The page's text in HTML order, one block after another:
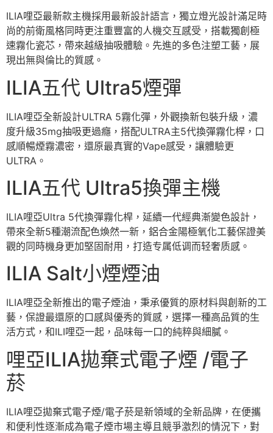
ILIA哩亞最新款主機採用最新設計語言，獨立燈光設計滿足時
尚的前衛風格同時更注重豐富的人機交互感受，搭載獨創極
速霧化瓷芯，帶來越級抽吸體驗。先進的多色注塑工藝，展
現出無與倫比的質感。
ILIA五代 Ultra5煙彈
ILIA哩亞全新設計ULTRA 5霧化彈，外觀換新包裝升級，濃
度升級35mg抽吸更過癮，搭配ULTRA主5代換彈霧化桿，口
感順暢煙霧濃密，還原最真實的Vape感受，讓體驗更
ULTRA。
ILIA五代 Ultra5換彈主機
ILIA哩亞Ultra 5代換彈霧化桿，延續一代經典漸變色設計，
帶來全新5種潮流配色煥然一新，鋁合金陽極氧化工藝保證美
觀的同時機身更加堅固耐用，打造专属低调而轻奢质感。
ILIA Salt小煙煙油
ILIA哩亞全新推出的電子煙油，秉承優質的原材料與創新的工
藝，保證最還原的口感與優秀的質感，選擇一種高品質的生
活方式，和ILI哩亞一起，品味每一口的純粹與細膩。
哩亞ILIA拋棄式電子煙 /電子
菸
ILIA哩亞拋棄式電子煙/電子菸是新領域的全新品牌，在便攜
和便利性逐漸成為電子煙市場主導且競爭激烈的情況下，對